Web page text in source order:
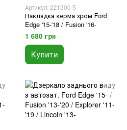
Артикул: 221300-5
Накладка керма хром Ford
Edge '15-'18 / Fusion '16-
1 680 грн
Купити